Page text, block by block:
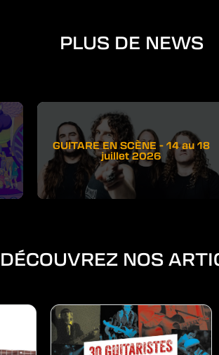
PLUS DE NEWS
GUITARE EN SCÈNE - 14 au 18
juillet 2026
DÉCOUVREZ NOS